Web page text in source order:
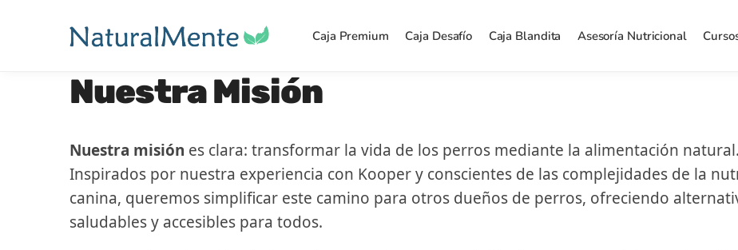
Caja Premium Caja Desafío Caja Blandita Asesoría Nutricional
Nuestra Misión
Nuestra misión es clara: transformar la vida de los perros mediante la alimentación natural.
Inspirados por nuestra experiencia con Kooper y conscientes de las complejidades de la
canina, queremos simplificar este camino para otros dueños de perros, ofreciendo
saludables y accesibles para todos.